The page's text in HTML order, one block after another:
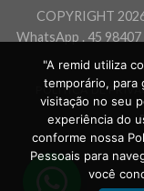
COPYRIGHT
WhatsApp . 45 98407
POLÍTICA DE
"A remid utiliza
temporário, para
visitação no seu
experiência do
conforme nossa
Pessoais para
você